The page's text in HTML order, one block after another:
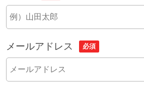
メールアドレス 必須